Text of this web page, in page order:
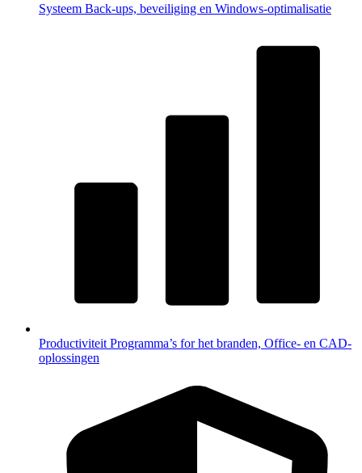
Systeem Back-ups, beveiliging en Windows-optimalisatie
Productiviteit Programma’s for het branden, Office- en CAD-
oplossingen